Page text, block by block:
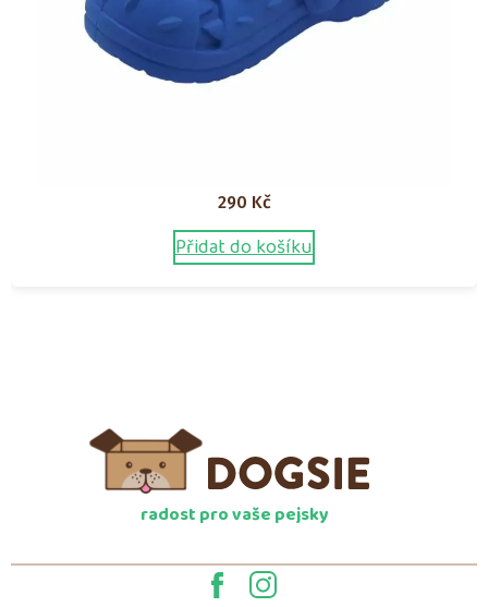
290 Kč
Přidat do košíku
radost pro vaše pejsky